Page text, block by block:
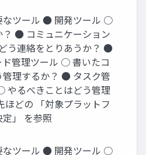
なツール ● 開発ツール ○
？ ● コミュニケーション
う連絡をとりあうか？ ●
ド管理ツール ○ 書いたコ
管理するか？ ● タスク管
やるべきことはどう管理
ほどの 「対象プラットフ
定」 を参照
なツール ● 開発ツール ○